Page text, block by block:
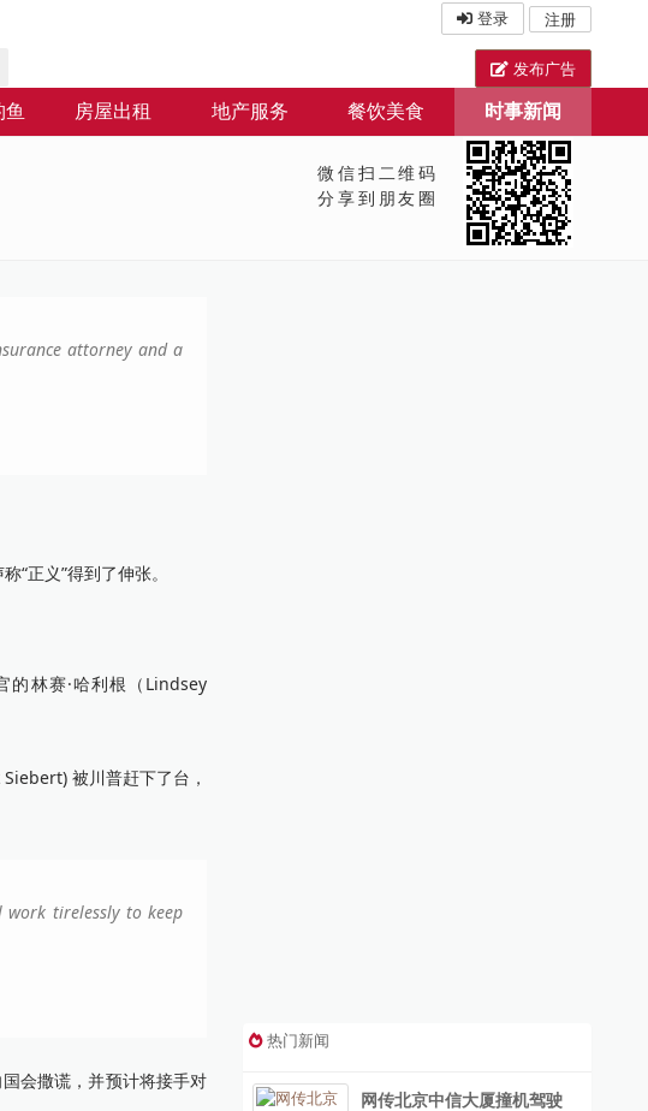
登录 注册
发布广告
鱼 房屋出租 地产服务 餐饮美食 时事新闻
微信扫二维码
分享到朋友圈
attorney and a
正义”得到了伸张。
林赛·哈利根（Lindsey
被川普赶下了台，
work tirelessly to keep
会撒谎，并预计将接手对
热门新闻
网传北京中信大厦撞机驾驶